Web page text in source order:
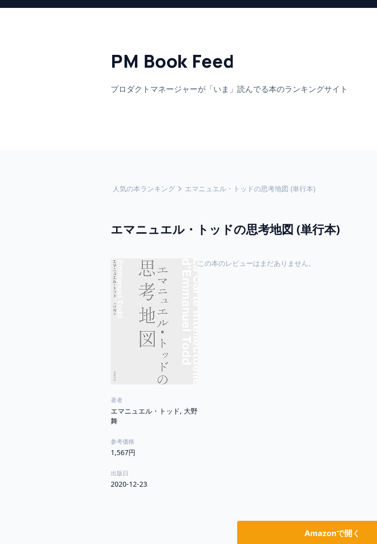
PM Book Feed
プロダクトマネージャーが「いま」 読んでる本のランキングサイト
人気の本ランキング エマニュエル・トッドの思考地図 (単行本)
エマニュエル・トッドの思考地図 (単行本)
著者
エマニュエル・トッド, 大野
舞
参考価格
1,567円
出版日
2020-12-23
この本のレビューはまだありません。
Amazonで開く